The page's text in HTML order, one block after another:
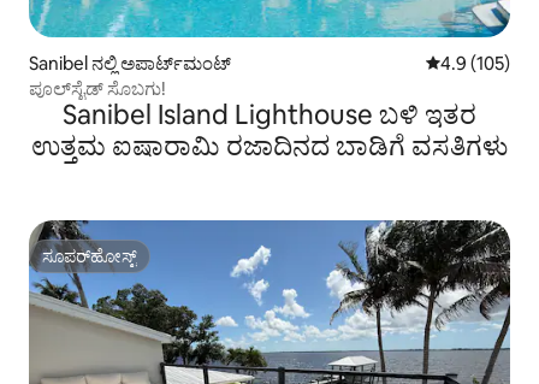
Sanibel ನಲ್ಲಿ ಅಪಾರ್ಟ್‌ಮಂಟ್ 5 ರಲ್ಲಿ 4.9
4.9 (105)
ಪೂಲ್‌ಸೈಡ್ ಸೊಬಗು!
Sanibel Island Lighthouse ಬಳಿ ಇತರ
ಉತ್ತಮ ಐಷಾರಾಮಿ ರಜಾದಿನದ ಬಾಡಿಗೆ ವಸತಿಗಳು
ಸೂಪರ್‌ಹೋಸ್ಟ್
ಸೂಪರ್‌ಹೋಸ್ಟ್